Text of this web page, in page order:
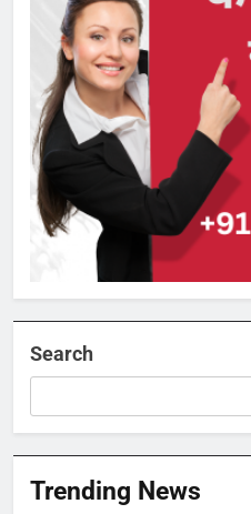
Search
Trending News